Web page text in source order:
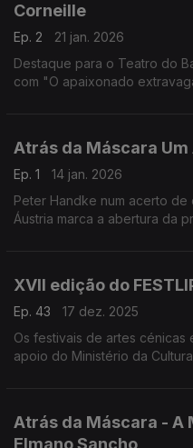
Corneille
Ep. 2
21 jan. 2026
Destaque para o Teatro do
com "O apaixonado
Atrás da Máscara
Ep. 1
14 jan. 2026
Peter Handke num acerto
Áustria marca a abertura da
XVII edição do
Ep. 43
17 dez. 2025
Os festivais de artes cénicas
apoio do Ministério da
Atrás da Máscara - A
Elmano Sancho